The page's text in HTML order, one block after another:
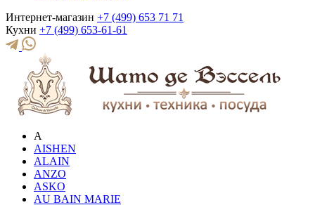
Интернет-магазин +7 (499) 653 71 71
Кухни +7 (499) 653-61-61
A
AISHEN
ALAIN
ANZO
ASKO
AU BAIN MARIE